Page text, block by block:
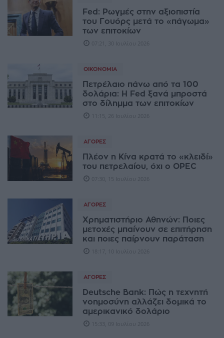
Fed: Ρωγμές στην αξιοπιστία
του Γουόρς μετά το «πάγωμα»
των επιτοκίων
07:21, 30 Ιουλίου 2026
ΟΙΚΟΝΟΜΊΑ
Πετρέλαιο πάνω από τα 100
δολάρια: Η Fed ξανά μπροστά
στο δίλημμα των επιτοκίων
11:15, 26 Ιουλίου 2026
ΑΓΟΡΈΣ
Πλέον η Κίνα κρατά το «κλειδί»
του πετρελαίου, όχι ο OPEC
07:30, 15 Ιουλίου 2026
ΑΓΟΡΈΣ
Χρηματιστήριο Αθηνών: Ποιες
μετοχές μπαίνουν σε επιτήρηση
και ποιες παίρνουν παράταση
18:17, 10 Ιουλίου 2026
ΑΓΟΡΈΣ
Deutsche Bank: Πώς η τεχνητή
νοημοσύνη αλλάζει δομικά το
αμερικανικό δολάριο
15:33, 09 Ιουλίου 2026